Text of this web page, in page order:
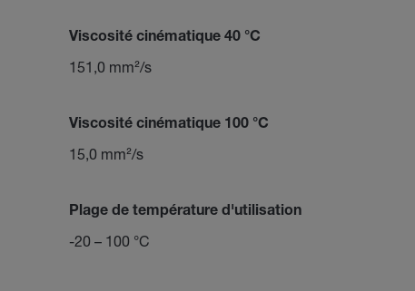
Viscosité cinématique 40 °C
151,0 mm²/s
Viscosité cinématique 100 °C
15,0 mm²/s
Plage de température d'utilisation
-20 – 100 °C